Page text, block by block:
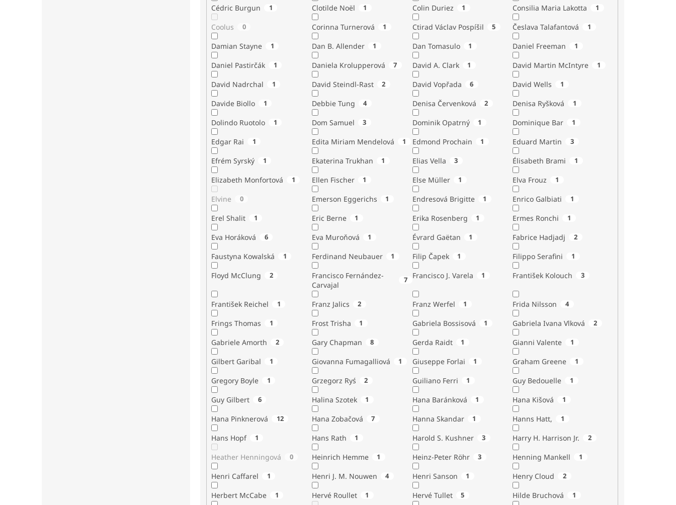
Cédric Burgun 1 Clotilde Noël 1 Colin Duriez 1 Consilia Maria Lakotta 1
Coolus 0 Corinna Turnerová 1 Ctirad Václav Pospíšil 5 Česlava Talafantová 1
Damian Stayne 1 Dan B. Allender 1 Dan Tomasulo 1 Daniel Freeman 1
Daniel Pastirčák 1 Daniela Krolupperová 7 David A. Clark 1 David Martin McIntyre 1
David Nadrchal 1 David Steindl-Rast 2 David Vopřada 6 David Wells 1
Davide Biollo 1 Debbie Tung 4 Denisa Červenková 2 Denisa Ryšková 1
Dolindo Ruotolo 1 Dom Samuel 3 Dominik Opatrný 1 Dominique Bar 1
Edgar Rai 1 Edita Miriam Mendelová 1 Edmond Prochain 1 Eduard Martin 3
Efrém Syrský 1 Ekaterina Trukhan 1 Elias Vella 3 Élisabeth Brami 1
Elizabeth Monfortová 1 Ellen Fischer 1 Else Müller 1 Elva Frouz 1
Elvine 0 Emerson Eggerichs 1 Endresová Brigitte 1 Enrico Galbiati 1
Erel Shalit 1 Eric Berne 1 Erika Rosenberg 1 Ermes Ronchi 1
Eva Horáková 6 Eva Muroňová 1 Évrard Gaëtan 1 Fabrice Hadjadj 2
Faustyna Kowalská 1 Ferdinand Neubauer 1 Filip Čapek 1 Filippo Serafini 1
Floyd McClung 2
Francisco Fernández-
Carvajal
7 Francisco J. Varela 1 František Kolouch 3
František Reichel 1 Franz Jalics 2 Franz Werfel 1 Frida Nilsson 4
Frings Thomas 1 Frost Trisha 1 Gabriela Bossisová 1 Gabriela Ivana Vlková 2
Gabriele Amorth 2 Gary Chapman 8 Gerda Raidt 1 Gianni Valente 1
Gilbert Garibal 1 Giovanna Fumagalliová 1 Giuseppe Forlai 1 Graham Greene 1
Gregory Boyle 1 Grzegorz Ryś 2 Guiliano Ferri 1 Guy Bedouelle 1
Guy Gilbert 6 Halina Szotek 1 Hana Baránková 1 Hana Kišová 1
Hana Pinknerová 12 Hana Zobačová 7 Hanna Skandar 1 Hanns Hatt, 1
Hans Hopf 1 Hans Rath 1 Harold S. Kushner 3 Harry H. Harrison Jr. 2
Heather Henningová 0 Heinrich Hemme 1 Heinz-Peter Röhr 3 Henning Mankell 1
Henri Caffarel 1 Henri J. M. Nouwen 4 Henri Sanson 1 Henry Cloud 2
Herbert McCabe 1 Hervé Roullet 1 Hervé Tullet 5 Hilde Bruchová 1